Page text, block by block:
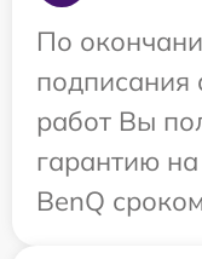
По
подписания
работ Вы
гарантию
BenQ